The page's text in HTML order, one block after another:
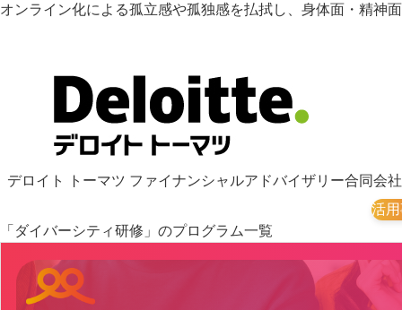
オンライン化による孤立感や孤独感を払拭し、身体面・精神
デロイト トーマツ ファイナンシャルアドバイザリー合同会社
活
「ダイバーシティ研修」のプログラム一覧